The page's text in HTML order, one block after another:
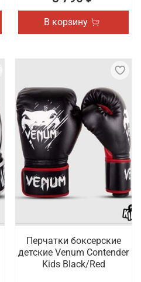
В корзину
Перчатки боксерские
детские Venum Contender
Kids Black/Red